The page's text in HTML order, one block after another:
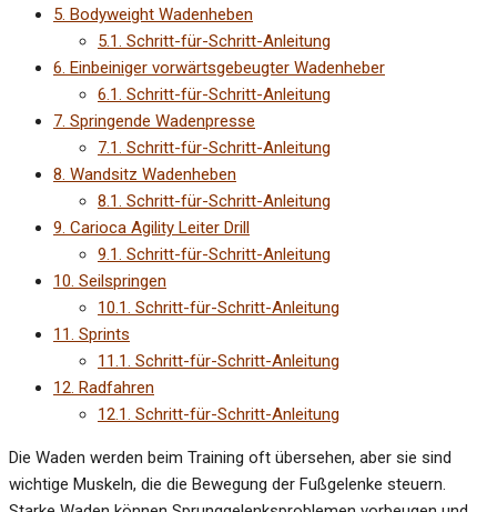
5. Bodyweight Wadenheben
5.1. Schritt-für-Schritt-Anleitung
6. Einbeiniger vorwärtsgebeugter Wadenheber
6.1. Schritt-für-Schritt-Anleitung
7. Springende Wadenpresse
7.1. Schritt-für-Schritt-Anleitung
8. Wandsitz Wadenheben
8.1. Schritt-für-Schritt-Anleitung
9. Carioca Agility Leiter Drill
9.1. Schritt-für-Schritt-Anleitung
10. Seilspringen
10.1. Schritt-für-Schritt-Anleitung
11. Sprints
11.1. Schritt-für-Schritt-Anleitung
12. Radfahren
12.1. Schritt-für-Schritt-Anleitung
Die Waden werden beim Training oft übersehen, aber sie sind
wichtige Muskeln, die die Bewegung der Fußgelenke steuern.